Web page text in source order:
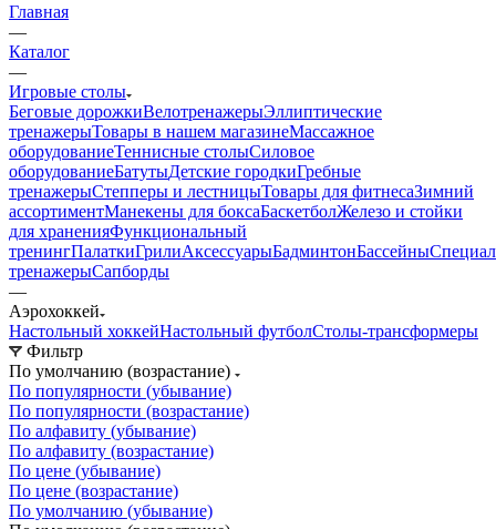
Главная
—
Каталог
—
Игровые столы
Беговые дорожкиВелотренажерыЭллиптические
тренажерыТовары в нашем магазинеМассажное
оборудованиеТеннисные столыСиловое
оборудованиеБатутыДетские городкиГребные
тренажерыСтепперы и лестницыТовары для фитнесаЗимний
ассортиментМанекены для боксаБаскетболЖелезо и стойки
для храненияФункциональный
тренингПалаткиГрилиАксессуарыБадминтонБассейны
тренажерыСапборды
—
Аэрохоккей
Настольный хоккейНастольный футболСтолы-трансформеры
Фильтр
По умолчанию (возрастание)
По популярности (убывание)
По популярности (возрастание)
По алфавиту (убывание)
По алфавиту (возрастание)
По цене (убывание)
По цене (возрастание)
По умолчанию (убывание)